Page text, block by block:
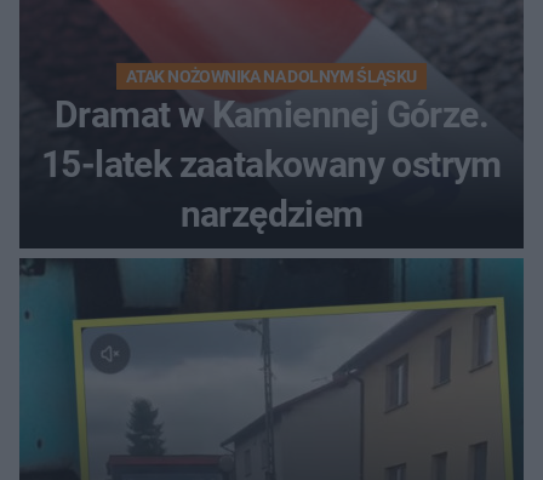
ATAK NOŻOWNIKA NA DOLNYM ŚLĄSKU
Dramat w Kamiennej Górze.
15-latek zaatakowany ostrym
narzędziem